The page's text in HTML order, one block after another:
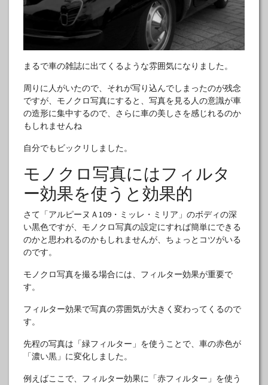
まるで車の雑誌に出てくるような雰囲気になりました。
周りに人がいたので、それが写り込んでしまったのが残念
ですが、モノクロ写真にすると、写真を見る人の意識が車
の造形に集中するので、さらに車の美しさを感じれるのか
もしれませんね
自分でもビックリしました。
モノクロ写真にはフィルタ
ー効果を使うと効果的
さて「アルピーヌＡ109・ミッレ・ミリア」のボディの深
い黒色ですが、モノクロ写真の設定にすれば簡単にできる
のかと思われるのかもしれませんが、ちょっとコツがいる
のです。
モノクロ写真を撮る場合には、フィルター効果が重要で
す。
フィルター効果で写真の雰囲気が大きく変わってくるので
す。
先程の写真は「緑フィルター」を使うことで、車の赤色が
「濃い黒」に変化しました。
例えばここで、フィルター効果に「赤フィルター」を使う